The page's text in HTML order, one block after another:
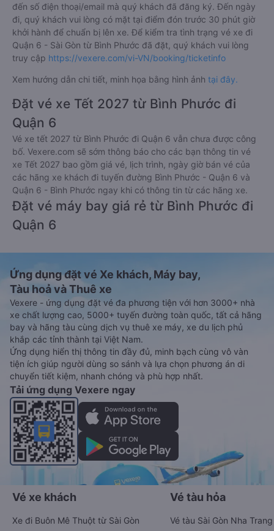
đến số điện thoại/email mà quý khách đã đăng ký. Đến ngày
đi, quý khách vui lòng có mặt tại điểm đón trước 30 phút giờ
khởi hành để chuẩn bị lên xe. Để kiểm tra tình trạng vé xe đi
Quận 6 - Sài Gòn từ Bình Phước đã đặt, quý khách vui lòng
truy cập https://vexere.com/vi-VN/booking/ticketinfo
Xem hướng dẫn chi tiết, minh họa bằng hình ảnh tại đây.
Đặt vé xe Tết 2027 từ Bình Phước đi
Quận 6
Vé xe tết 2027 từ Bình Phước đi Quận 6 vẫn chưa được công
bố. Vexere.com sẽ sớm thông báo cho các bạn thông tin vé
xe Tết 2027 bao gồm giá vé, lịch trình, ngày giờ bán vé của
các hãng xe khách đi tuyến đường Bình Phước - Quận 6 và
Quận 6 - Bình Phước ngay khi có thông tin từ các hãng xe.
Đặt vé máy bay giá rẻ từ Bình Phước đi
Quận 6
Ứng dụng đặt vé Xe khách, Máy bay,
Tàu hoả và Thuê xe
Vexere - ứng dụng đặt vé đa phương tiện với hơn 3000+ nhà
xe chất lượng cao, 5000+ tuyến đường toàn quốc, tất cả hãng
bay và hãng tàu cùng dịch vụ thuê xe máy, xe du lịch phủ
khắp các tỉnh thành tại Việt Nam.
Ứng dụng hiển thị thông tin đầy đủ, minh bạch cùng vô vàn
tiện ích giúp người dùng so sánh và lựa chọn phương án di
chuyển tiết kiệm, nhanh chóng và phù hợp nhất.
Tải ứng dụng Vexere ngay
Vé xe khách
Xe đi Buôn Mê Thuột từ Sài Gòn
Vé tàu hỏa
Vé tàu Sài Gòn Nha Trang